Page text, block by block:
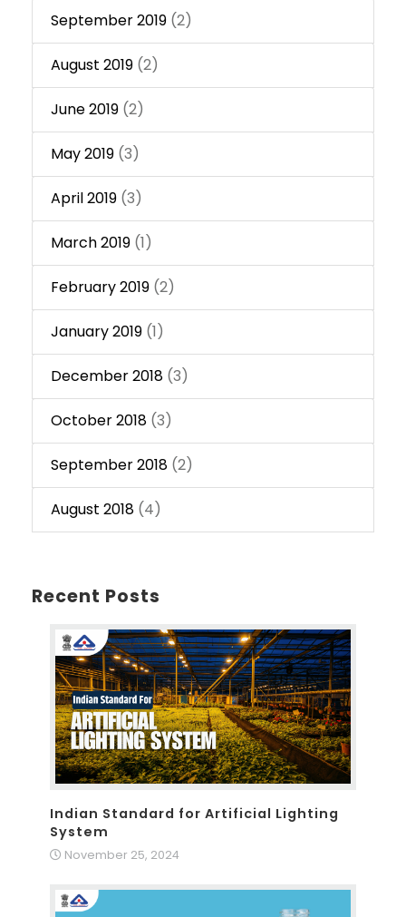
September 2019 (2)
August 2019 (2)
June 2019 (2)
May 2019 (3)
April 2019 (3)
March 2019 (1)
February 2019 (2)
January 2019 (1)
December 2018 (3)
October 2018 (3)
September 2018 (2)
August 2018 (4)
Recent Posts
Indian Standard for Artificial Lighting
System
November 25, 2024